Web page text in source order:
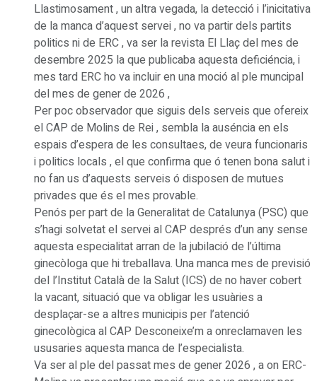
Llastimosament , un altra vegada, la detecció i l’inicitativa
de la manca d’aquest servei , no va partir dels partits
politics ni de ERC , va ser la revista El Llaç del mes de
desembre 2025 la que publicaba aquesta deficiéncia, i
mes tard ERC ho va incluir en una moció al ple muncipal
del mes de gener de 2026 ,
Per poc observador que siguis dels serveis que ofereix
el CAP de Molins de Rei , sembla la auséncia en els
espais d’espera de les consultaes, de veura funcionaris
i politics locals , el que confirma que ó tenen bona salut i
no fan us d’aquests serveis ó disposen de mutues
privades que és el mes provable.
Penós per part de la Generalitat de Catalunya (PSC) que
s’hagi solvetat el servei al CAP després d’un any sense
aquesta especialitat arran de la jubilació de l’última
ginecòloga que hi treballava. Una manca mes de previsió
del l’Institut Català de la Salut (ICS) de no haver cobert
la vacant, situació que va obligar les usuàries a
desplaçar-se a altres municipis per l’atenció
ginecològica al CAP Desconeixe’m a onreclamaven les
ususaries aquesta manca de l’especialista.
Va ser al ple del passat mes de gener 2026 , a on ERC-